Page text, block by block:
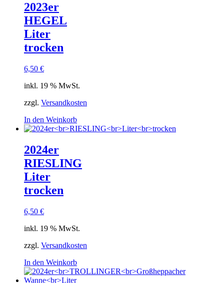
2023er
HEGEL
Liter
trocken
6,50 €
inkl. 19 % MwSt.
zzgl. Versandkosten
In den Weinkorb
2024er
RIESLING
Liter
trocken
6,50 €
inkl. 19 % MwSt.
zzgl. Versandkosten
In den Weinkorb